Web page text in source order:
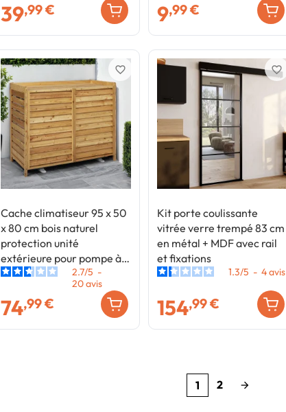
39,99 € 9,99 €
Cache climatiseur 95 x 50
x 80 cm bois naturel
protection unité
extérieure pour pompe à
chaleur
2.7/5 -
20avis
74,99 €
favorite_border
Kit porte coulissante
vitrée verre trempé 83 cm
en métal + MDF avec rail
et fixations
1.3/5 - 4avis
154,99 €
favorite_border
1 2 arrow_forward